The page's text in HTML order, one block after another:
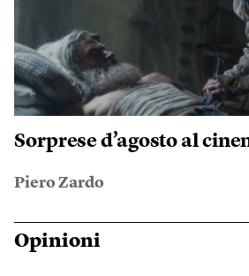
Sorprese d’agosto al
Piero Zardo
Opinioni